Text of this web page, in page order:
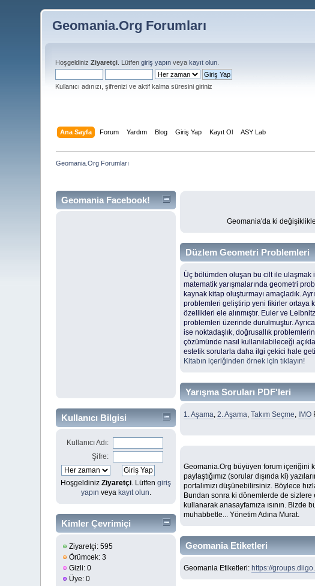
Geomania.Org Forumları
HoşgeldinizZiyaretçi . Lütfengiriş yapın veyakayıt olun
Kullanıcı adınızı, şifrenizi ve aktif kalma süresini giriniz
Ana Sayfa Forum Yardım Blog Giriş Yap Kayıt Ol ASY Lab
Geomania.Org Forumları
Geomania Facebook!
Kullanıcı Bilgisi
Kullanıcı Adı:
Şifre:
HoşgeldinizZiyaretçi . Lütfengiriş
yapın veya kayıt olun
Kimler Çevrimiçi
Ziyaretçi: 595
Örümcek: 3
Gizli: 0
Üye: 0
Geomania'da ki
Düzlem Geometri Problemleri
Üç bölümden oluşan bu cilt ile ulaşmak
matematik yarışmalarında geometri
kaynak kitap oluşturmayı amaçladık.
problemleri geliştirip yeni fikirler ortaya
özellikleri ele alınmıştır. Euler ve
problemleri üzerinde durulmuştur.
ise noktadaşlık, doğrusallık
çözümünde nasıl kullanılabileceği
estetik sorularla daha ilgi çekici hale
Kitabın içeriğinden örnek için tıklayın!
Yarışma Soruları PDF'leri
1. Aşama ,2. Aşama ,Takım Seçme IMO
Geomania.Org büyüyen forum içeriğini
paylaştığımız (sorular dışında ki)
portalımızı düşünebilirsiniz. Böylece
Bundan sonra ki dönemlerde de sizlere
kullanarak anasayfamıza ısının. Bizde
muhabbetle... Yönetim Adına Murat.
Geomania Etiketleri
Geomania Etiketleri:https://